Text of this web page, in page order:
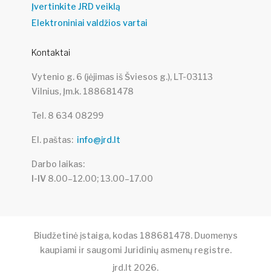
Įvertinkite JRD veiklą
Elektroniniai valdžios vartai
Kontaktai
Vytenio g. 6 (įėjimas iš Šviesos g.), LT-03113
Vilnius, Įm.k. 188681478
Tel. 8 634 08299
El. paštas info@jrd.lt
Darbo laikas
I-IV 8.00–12.00; 13.00–17.00
Biudžetinė įstaiga, kodas 188681478. Duomenys
kaupiami ir saugomi Juridinių asmenų registre.
jrd.lt 2026.